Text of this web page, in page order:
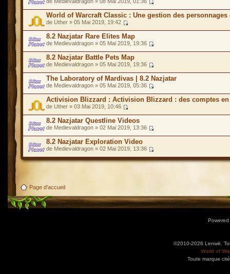
World of Warcraft Classic : Une gestion des
de Uther » 05 Mai 2019, 19:42
8.2 Nazjatar Rare Elites Map
de Medievaldragon » 05 Mai 2019, 19:36
8.2 Nazjatar Battle Pets Map
de Medievaldragon » 05 Mai 2019, 19:36
The Laboratory of Mardivas | 8.2 Nazjatar
de Medievaldragon » 05 Mai 2019, 05:36
Activision Blizzard : Activision Blizzard : des comptes
de Uther » 03 Mai 2019, 10:46
8.2 Nazjatar Questline Videos
de Medievaldragon » 02 Mai 2019, 13:36
8.2 Nazjatar Exploration Video
de Medievaldragon » 02 Mai 2019, 13:36
Page d'accueil
©2010-2026 Lenwë.
World of
Toute marque